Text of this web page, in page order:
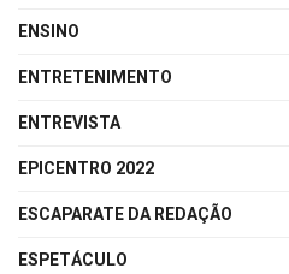
ENSINO
ENTRETENIMENTO
ENTREVISTA
EPICENTRO 2022
ESCAPARATE DA REDAÇÃO
ESPETÁCULO